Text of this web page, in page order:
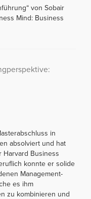
von Sobair
Mind: Business
in
absolviert und hat
Harvard Business
konnte er solide
Management-
es ihm
zu kombinieren und